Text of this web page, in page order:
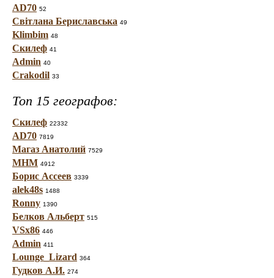
AD70 52
Світлана Бериславська 49
Klimbim 48
Скилеф 41
Admin 40
Crakodil 33
Топ 15 географов:
Скилеф 22332
AD70 7819
Магаз Анатолий 7529
МНМ 4912
Борис Ассеев 3339
alek48s 1488
Ronny 1390
Белков Альберт 515
VSx86 446
Admin 411
Lounge_Lizard 364
Гудков А.И. 274